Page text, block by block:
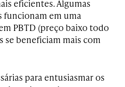
eficientes. Algumas
funcionam em uma
PBTD (preço baixo todo
se beneficiam mais com
para entusiasmar os